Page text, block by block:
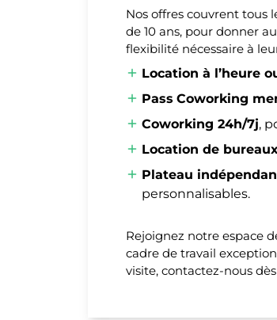
Nos offres couvrent tous
de 10 ans, pour donner
flexibilité nécessaire à
Location à l’heure
Pass Coworking
Coworking 24h/7j,
Location de
Plateau
personnalisables.
Rejoignez notre espace
cadre de travail
visite, contactez-nous